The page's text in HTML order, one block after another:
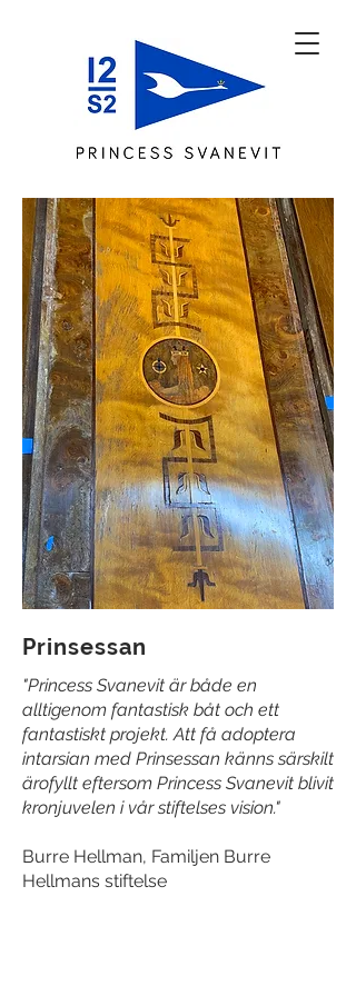
Prinsessan
"Princess Svanevit är både en
alltigenom fantastisk båt och ett
fantastiskt projekt. Att få adoptera
intarsian med Prinsessan känns särskilt
ärofyllt eftersom Princess Svanevit blivit
kronjuvelen i vår stiftelses vision."
Burre Hellman, Familjen Burre
Hellmans stiftelse